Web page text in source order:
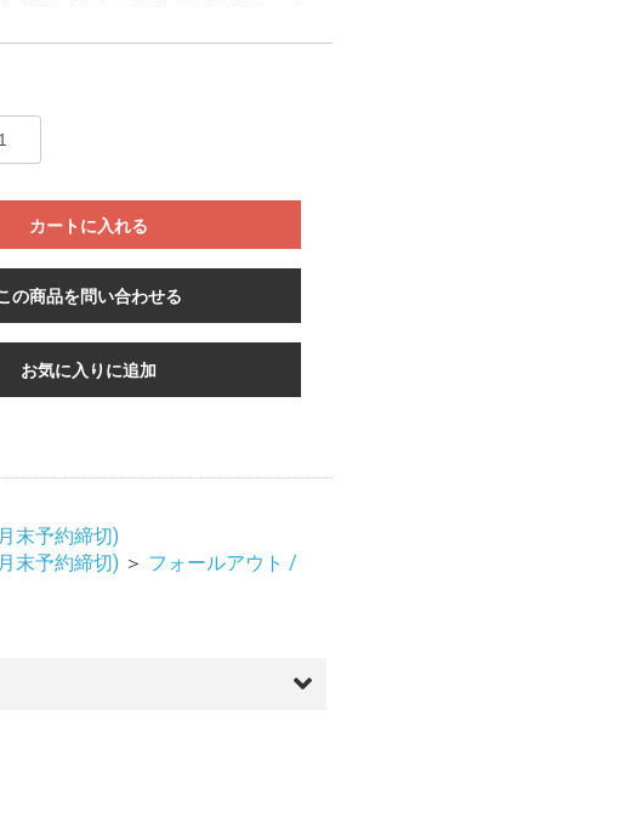
カートに入れる
の商品を問い合わせる
お気に入りに追加
末予約締切)
末予約締切) ＞ フォールアウト /